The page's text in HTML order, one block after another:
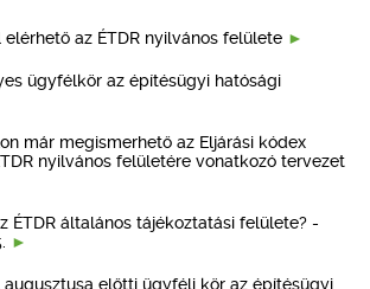
elérhető az ÉTDR nyilvános felülete
ügyfélkör az építésügyi hatósági
már megismerhető az Eljárási kódex
nyilvános felületére vonatkozó tervezet
ÉTDR általános tájékoztatási felülete? -
augusztusa előtti ügyféli kör az építésügyi